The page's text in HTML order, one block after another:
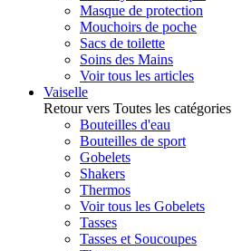
Masque de protection
Mouchoirs de poche
Sacs de toilette
Soins des Mains
Voir tous les articles
Vaiselle
Retour vers Toutes les catégories
Bouteilles d'eau
Bouteilles de sport
Gobelets
Shakers
Thermos
Voir tous les Gobelets
Tasses
Tasses et Soucoupes